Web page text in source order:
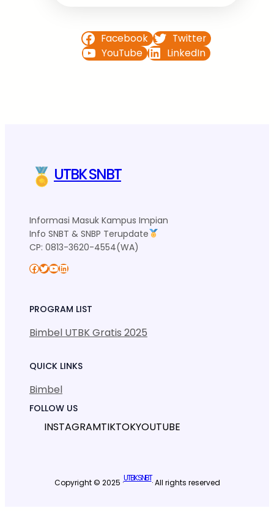
Facebook
Twitter
YouTube
LinkedIn
UTBK SNBT
Informasi Masuk Kampus Impian
Info SNBT & SNBP Terupdate
CP: 0813-3620-4554(WA)
Facebook Twitter YouTube LinkedIn
PROGRAM LIST
Bimbel UTBK Gratis 2025
QUICK LINKS
Bimbel
FOLLOW US
INSTAGRAMTIKTOKYOUTUBE
Copyright © 2025 ·UTBK SNBT· All rights reserved